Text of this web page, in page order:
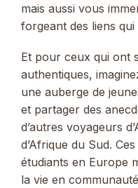
mais aussi vous
forgeant des liens
Et pour ceux qui ont
authentiques,
une auberge de
et partager des
d’autres voyageurs
d’Afrique du Sud.
étudiants en Europe
la vie en